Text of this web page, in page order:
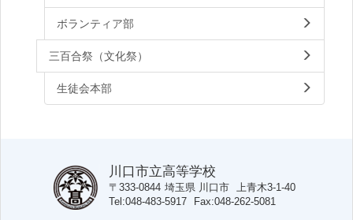
ボランティア部
三百合祭（文化祭）
生徒会本部
川口市立高等学校
〒333-0844 埼玉県 川口市 上青木3-1-40
Tel 048-483-5917 Fax 048-262-5081